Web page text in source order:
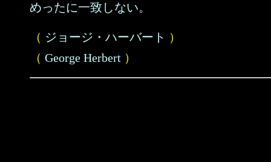
めったに一致しない。
（ ジョージ・ハーバート ）
（ George Herbert ）